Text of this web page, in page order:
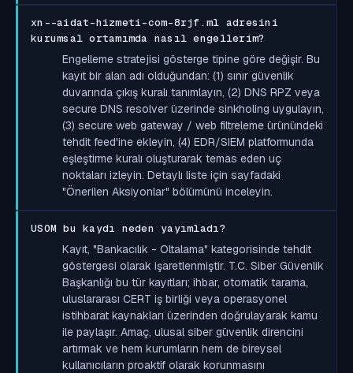
xn--aidat-hizmeti-com-8rjf.ml adresini
kurumsal ortamımda nasıl engellerim?
Engelleme stratejisi gösterge tipine göre değişir. Bu
kayıt bir alan adı olduğundan: (1) sınır güvenlik
duvarında çıkış kuralı tanımlayın, (2) DNS RPZ veya
secure DNS resolver üzerinde sinkholing uygulayın,
(3) secure web gateway / web filtreleme ürünündeki
tehdit feed'ine ekleyin, (4) EDR/SIEM platformunda
eşleştirme kuralı oluşturarak temas eden uç
noktaları izleyin. Detaylı liste için sayfadaki
"Önerilen Aksiyonlar" bölümünü inceleyin.
USOM bu kaydı neden yayımladı?
Kayıt, "Bankacılık - Oltalama" kategorisinde tehdit
göstergesi olarak işaretlenmiştir. T.C. Siber Güvenlik
Başkanlığı bu tür kayıtları; ihbar, otomatik tarama,
uluslararası CERT iş birliği veya operasyonel
istihbarat kaynakları üzerinden doğrulayarak kamu
ile paylaşır. Amaç, ulusal siber güvenlik direncini
artırmak ve hem kurumların hem de bireysel
kullanıcıların proaktif olarak korunmasını